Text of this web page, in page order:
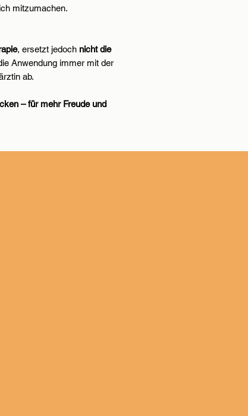
mitzumachen.
, ersetzt jedoch nicht die
Anwendung immer mit der
ab.
– für mehr Freude und